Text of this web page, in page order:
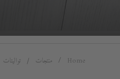
Home منتجات تواليتات